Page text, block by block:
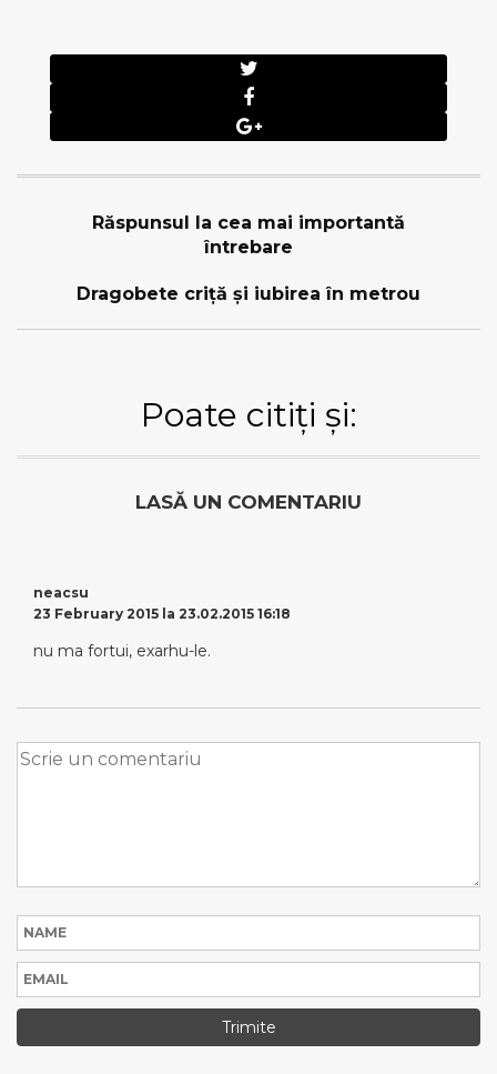
Răspunsul la cea mai importantă
întrebare
Dragobete criță şi iubirea în metrou
Poate citiți și:
LASĂ UN COMENTARIU
neacsu
23 February 2015 la 23.02.2015 16:18
nu ma fortui, exarhu-le.